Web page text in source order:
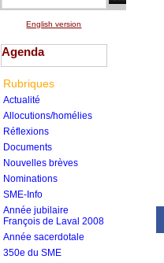
English version
Agenda
Rubriques
Actualité
Allocutions/homélies
Réflexions
Documents
Nouvelles brèves
Nominations
SME-Info
Année jubilaire
François de Laval 2008
Année sacerdotale
350e du SME